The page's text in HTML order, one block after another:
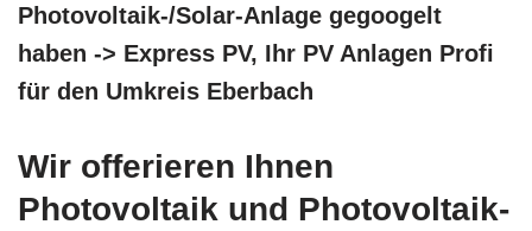
Photovoltaik-/Solar-Anlage gegoogelt
haben -> Express PV, Ihr PV Anlagen Profi
für den Umkreis Eberbach
Wir offerieren Ihnen
Photovoltaik und Photovoltaik-